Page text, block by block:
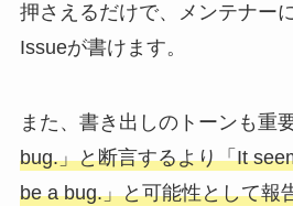
押さえるだけで、メンテナー
Issueが書けます。
また、書き出しのトーンも重
bug.」と断言するより「It
be a bug.」と可能性として報